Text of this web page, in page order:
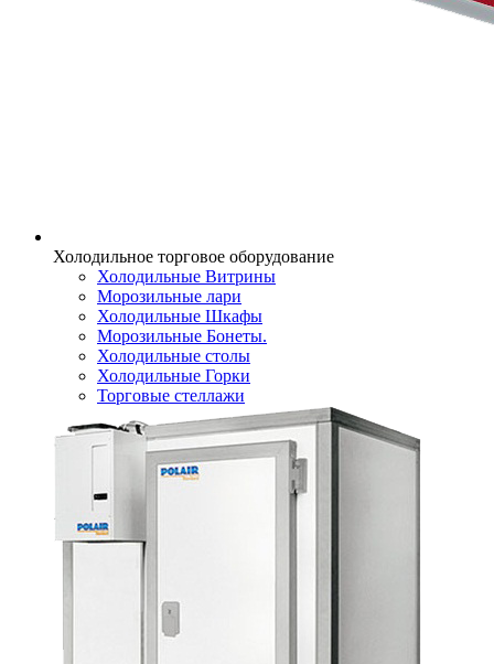
Холодильное торговое оборудование
Холодильные Витрины
Морозильные лари
Холодильные Шкафы
Морозильные Бонеты.
Холодильные столы
Холодильные Горки
Торговые стеллажи